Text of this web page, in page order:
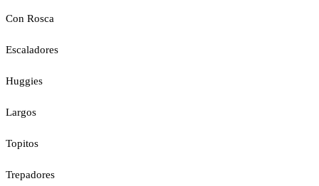
Con Rosca
Escaladores
Huggies
Largos
Topitos
Trepadores